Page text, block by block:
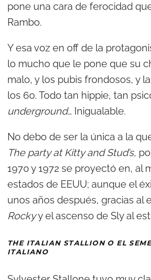
pone una cara de ferocidad
Rambo.
Y esa voz en off de la
lo mucho que le pone que su
malo, y los pubis frondosos, y
los 60. Todo tan hippie, tan
underground… Inigualable.
No debo de ser la única a la
The party at Kitty and Stud’s,
1970 y 1972 se proyectó en, al
estados de EEUU; aunque el
unos años después, gracias al
Rockyy el ascenso de Sly al
THE ITALIAN STALLION O EL
ITALIANO